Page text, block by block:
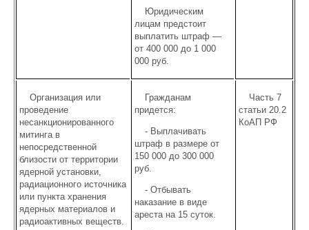
Юридическим
лицам предстоит
выплатить штраф —
от 400 000 до 1 000
000 руб.
Организация или
проведение
несанкционированного
митинга в
непосредственной
близости от территории
ядерной установки,
радиационного источника
или пункта хранения
ядерных материалов и
радиоактивных веществ.
Гражданам
придется:
- Выплачивать
штраф в размере от
150 000 до 300 000
руб.
- Отбывать
наказание в виде
ареста на 15 суток.
Часть 7
статьи 20.2
КоАП РФ